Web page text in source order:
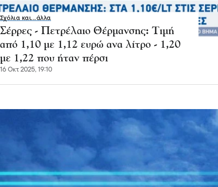
Σχόλια και...άλλα
Σέρρες - Πετρέλαιο Θέρμανσης: Τιμή
από 1,10 με 1,12 ευρώ ανα λίτρο - 1,20
με 1,22 που ήταν πέρσι
16 Οκτ 2025, 19:10